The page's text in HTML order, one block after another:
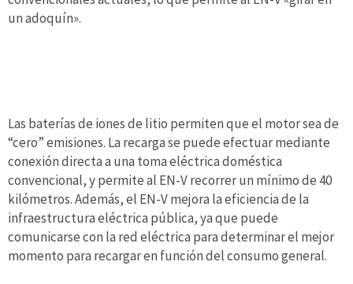
un adoquín».
Las baterías de iones de litio permiten que el motor sea de
“cero” emisiones. La recarga se puede efectuar mediante
conexión directa a una toma eléctrica doméstica
convencional, y permite al EN-V recorrer un mínimo de 40
kilómetros. Además, el EN-V mejora la eficiencia de la
infraestructura eléctrica pública, ya que puede
comunicarse con la red eléctrica para determinar el mejor
momento para recargar en función del consumo general.